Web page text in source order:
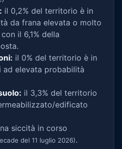
il 0,2% del territorio è in
da frana elevata o molto
il 6,1% della
il 0% del territorio è in
ad elevata probabilità
il 3,3% del territorio
edificato
siccità in corso
del 11 luglio 2026).